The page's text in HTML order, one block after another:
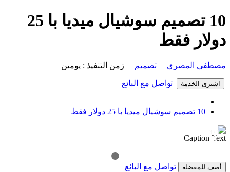
10 تصميم سوشيال ميديا با 25
دولار فقط
مصطفى المصري تصميم زمن التنفيذ : يومين
اشترى الخدمة تواصل مع البائع
10 تصميم سوشيال ميديا با 25 دولار فقط
1 / 3
Caption Text
❮
أضف للمفضلة تواصل مع البائع